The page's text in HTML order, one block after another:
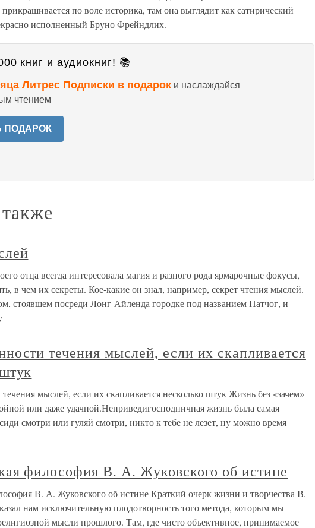
по воле историка, там она выглядит как сатирический
исполненный Бруно Фрейндлих.
книг и аудиокниг! 📚
Литрес Подписки в подарок и наслаждайся
чтением
ПОДАРОК
отца всегда интересовала магия и разного рода ярмарочные фокусы,
в чем их секреты. Кое-какие он знал, например, секрет чтения мыслей.
стоявшем посреди Лонг-Айленда городке под названием Патчог, и
течения мыслей, если их скапливается
мыслей, если их скапливается несколько штук Жизнь без «зачем»
или даже удачной.Неприведигосподничная жизнь была самая
смотри или гуляй смотри, никто к тебе не лезет, ну можно время
философия В. А. Жуковского об истине
В. А. Жуковского об истине Краткий очерк жизни и творчества В.
нам исключительную плодотворность того метода, которым мы
мысли прошлого. Там, где чисто объективное, принимаемое